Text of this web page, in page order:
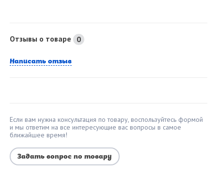
Отзывы о товаре 0
Написать отзыв
Если вам нужна консультация по товару, воспользуйтесь формой
и мы ответим на все интересующие вас вопросы в самое
ближайшее время!
Задать вопрос по товару